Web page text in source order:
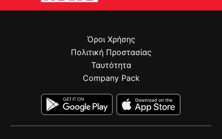
Όροι Χρήσης
Πολιτική Προστασίας
Ταυτότητα
Company Pack